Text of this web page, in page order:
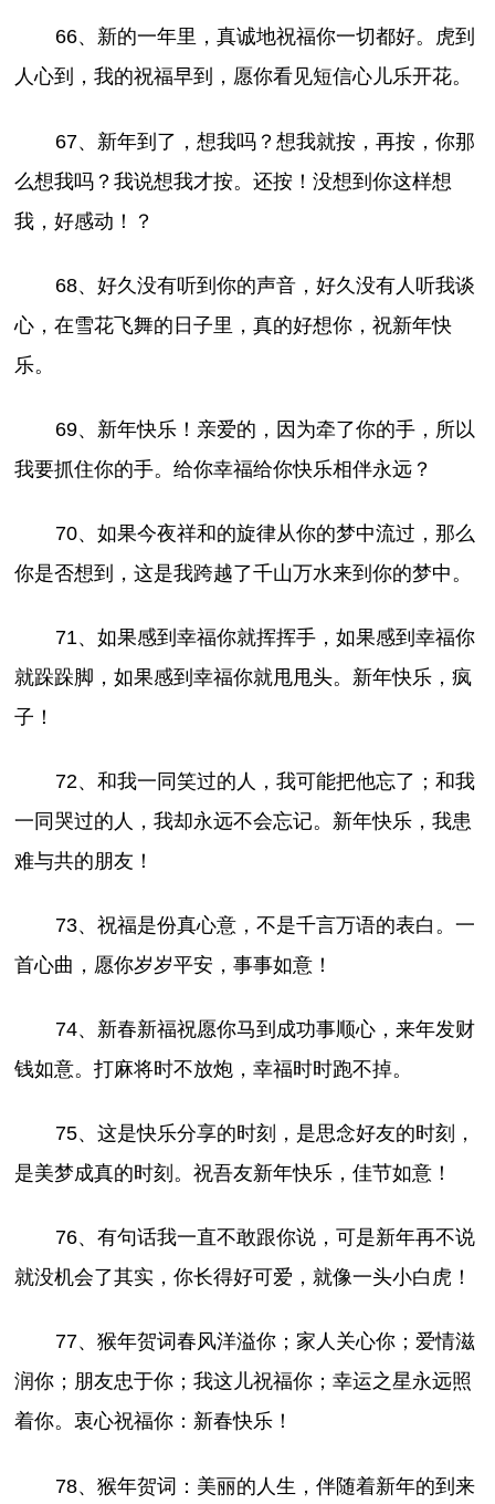
66、新的一年里，真诚地祝福你一切都好。虎到
人心到，我的祝福早到，愿你看见短信心儿乐开花。
67、新年到了，想我吗？想我就按，再按，你那
么想我吗？我说想我才按。还按！没想到你这样想
我，好感动！？
68、好久没有听到你的声音，好久没有人听我谈
心，在雪花飞舞的日子里，真的好想你，祝新年快
乐。
69、新年快乐！亲爱的，因为牵了你的手，所以
我要抓住你的手。给你幸福给你快乐相伴永远？
70、如果今夜祥和的旋律从你的梦中流过，那么
你是否想到，这是我跨越了千山万水来到你的梦中。
71、如果感到幸福你就挥挥手，如果感到幸福你
就跺跺脚，如果感到幸福你就甩甩头。新年快乐，疯
子！
72、和我一同笑过的人，我可能把他忘了；和我
一同哭过的人，我却永远不会忘记。新年快乐，我患
难与共的朋友！
73、祝福是份真心意，不是千言万语的表白。一
首心曲，愿你岁岁平安，事事如意！
74、新春新福祝愿你马到成功事顺心，来年发财
钱如意。打麻将时不放炮，幸福时时跑不掉。
75、这是快乐分享的时刻，是思念好友的时刻，
是美梦成真的时刻。祝吾友新年快乐，佳节如意！
76、有句话我一直不敢跟你说，可是新年再不说
就没机会了其实，你长得好可爱，就像一头小白虎！
77、猴年贺词春风洋溢你；家人关心你；爱情滋
润你；朋友忠于你；我这儿祝福你；幸运之星永远照
着你。衷心祝福你：新春快乐！
78、猴年贺词：美丽的人生，伴随着新年的到来